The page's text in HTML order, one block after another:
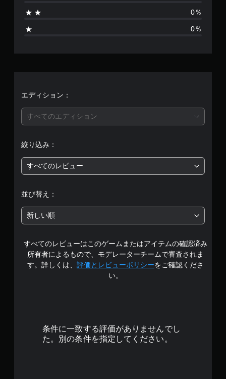
、
段
階
の
5
で
す
0％
0％
エディション：
すべてのエディション
絞り込み：
すべてのレビュー
並び替え：
新しい順
すべてのレビューはこのゲームまたはアイテムの確認済み
所有者によるもので、モデレーターチームで審査されま
す。詳しくは、 評価とレビューポリシーをご確認くださ
い。
条件に一致する評価がありませんでし
た。別の条件を指定してください。